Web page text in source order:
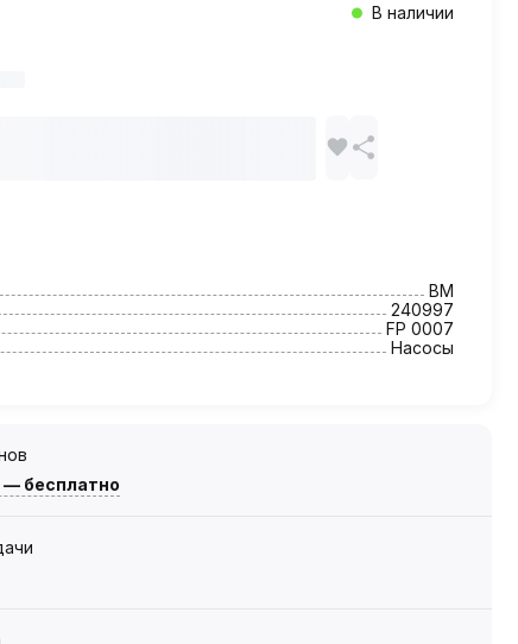
В наличии
BM
240997
FP 0007
Насосы
— бесплатно